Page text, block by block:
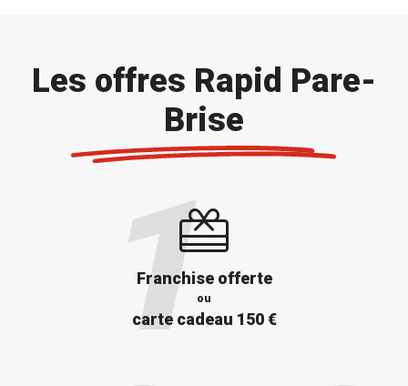
Les offres Rapid Pare-
Brise
Franchise offerte
ou
carte cadeau 150 €